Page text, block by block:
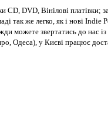
DVD, Вінілові
так же легко, як і нові
можете звертатись до нас
Одеса), у Києві працює